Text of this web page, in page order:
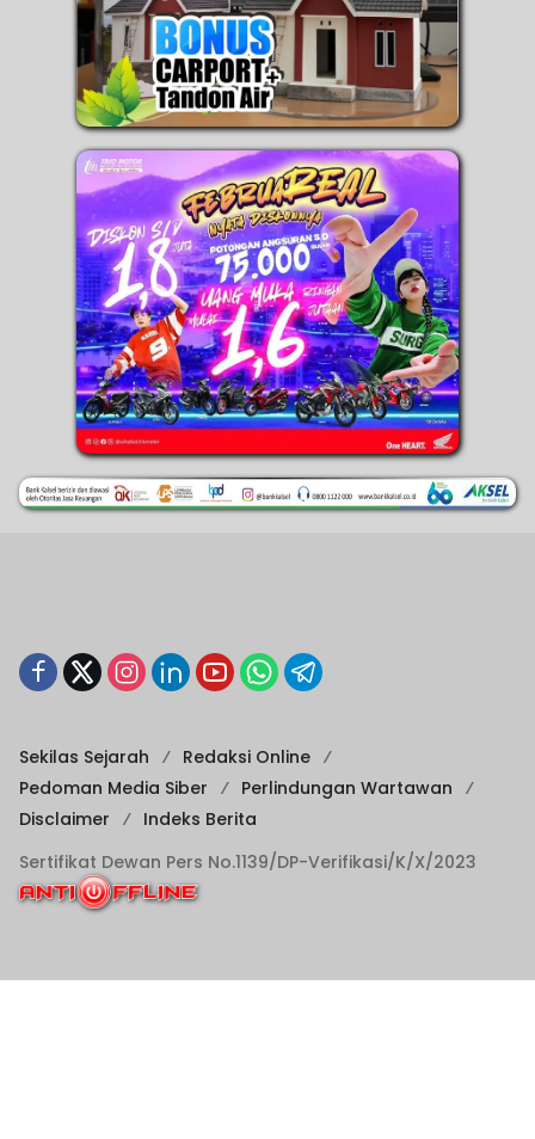
Sekilas Sejarah
Redaksi Online
Pedoman Media Siber
Perlindungan Wartawan
Disclaimer
Indeks Berita
Sertifikat Dewan Pers No.1139/DP-Verifikasi/K/X/2023